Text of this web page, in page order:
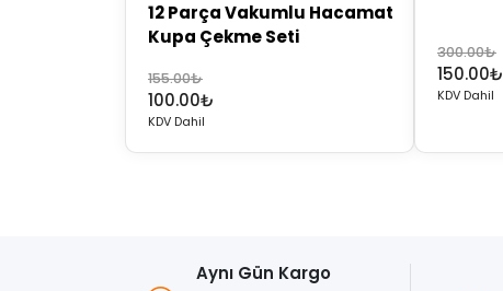
12 Parça Vakumlu Hacamat
Kupa Çekme Seti
155.00₺
Orijinal
fiyat:
155.00₺.
100.00₺
Şu
andaki
fiyat:
100.00₺.
KDV Dahil
300.00₺
Orijinal
fiyat:
300.00₺.
150.00₺
Şu
andaki
fiyat:
KDV Dahil
Aynı Gün Kargo